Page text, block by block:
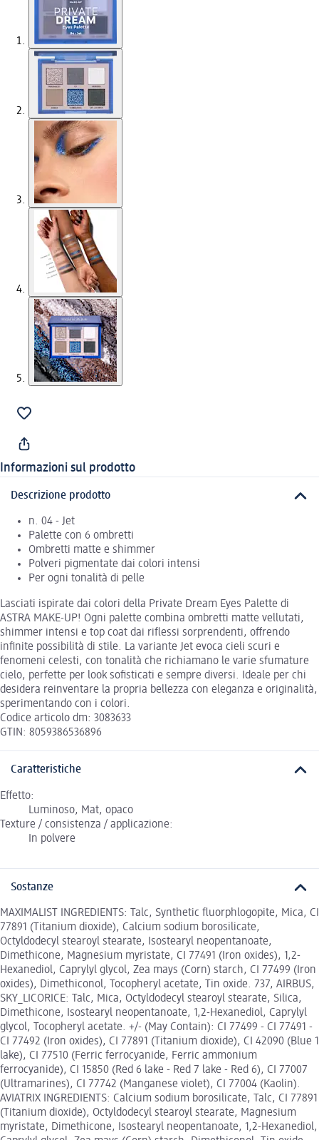
Informazioni sul prodotto
Descrizione prodotto
n. 04 - Jet
Palette con 6 ombretti
Ombretti matte e shimmer
Polveri pigmentate dai colori intensi
Per ogni tonalità di pelle
Lasciati ispirate dai colori della Private Dream Eyes Palette di
ASTRA MAKE-UP! Ogni palette combina ombretti matte vellutati,
shimmer intensi e top coat dai riflessi sorprendenti, offrendo
infinite possibilità di stile. La variante Jet evoca cieli scuri e
fenomeni celesti, con tonalità che richiamano le varie sfumature
cielo, perfette per look sofisticati e sempre diversi. Ideale per chi
desidera reinventare la propria bellezza con eleganza e originalità,
sperimentando con i colori.
Codice articolo dm: 3083633
GTIN: 8059386536896
Caratteristiche
Effetto:
Luminoso, Mat, opaco
Texture / consistenza / applicazione:
In polvere
Sostanze
MAXIMALIST INGREDIENTS: Talc, Synthetic fluorphlogopite, Mica, CI
77891 (Titanium dioxide), Calcium sodium borosilicate,
Octyldodecyl stearoyl stearate, Isostearyl neopentanoate,
Dimethicone, Magnesium myristate, CI 77491 (Iron oxides), 1,2-
Hexanediol, Caprylyl glycol, Zea mays (Corn) starch, CI 77499 (Iron
oxides), Dimethiconol, Tocopheryl acetate, Tin oxide. 737, AIRBUS,
SKY_LICORICE: Talc, Mica, Octyldodecyl stearoyl stearate, Silica,
Dimethicone, Isostearyl neopentanoate, 1,2-Hexanediol, Caprylyl
glycol, Tocopheryl acetate. +/- (May Contain): CI 77499 - CI 77491 -
CI 77492 (Iron oxides), CI 77891 (Titanium dioxide), CI 42090 (Blue 1
lake), CI 77510 (Ferric ferrocyanide, Ferric ammonium
ferrocyanide), CI 15850 (Red 6 lake - Red 7 lake - Red 6), CI 77007
(Ultramarines), CI 77742 (Manganese violet), CI 77004 (Kaolin).
AVIATRIX INGREDIENTS: Calcium sodium borosilicate, Talc, CI 77891
(Titanium dioxide), Octyldodecyl stearoyl stearate, Magnesium
myristate, Dimethicone, Isostearyl neopentanoate, 1,2-Hexanediol,